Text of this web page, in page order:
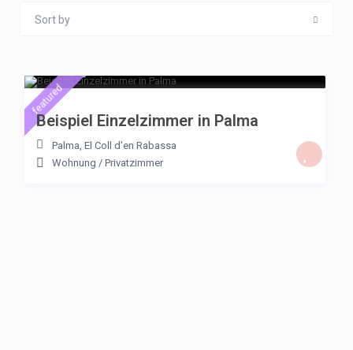
Sort by
featured
Beispiel Einzelzimmer in Palma
Palma, El Coll d'en Rabassa
Wohnung / Privatzimmer